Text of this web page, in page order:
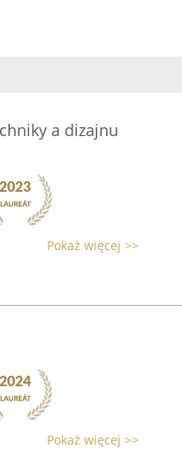
a dizajnu
Pokaż więcej >>
Pokaż więcej >>